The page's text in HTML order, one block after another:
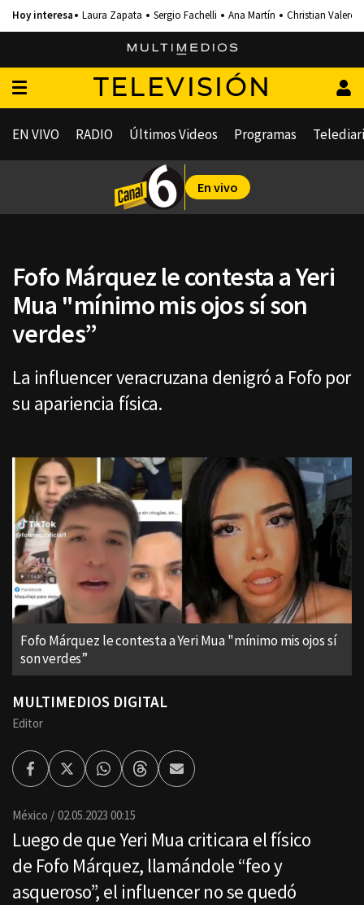
Laura Zapata Sergio Fachelli Ana Martín Christian Valero
TELEVISIÓN
EN VIVO RADIO Últimos Videos Programas
En vivo
Fofo Márquez le contesta a Yeri
Mua "mínimo mis ojos sí son
verdes”
La influencer veracruzana denigró a Fofo por
su apariencia física.
Fofo Márquez le contesta a Yeri Mua "mínimo mis ojos sí
son verdes”
MULTIMEDIOS DIGITAL
Editor
FacebookTwitterWhatsappThreadsEnviar
por
México 02.05.2023 00:15
Luego de que Yeri Mua criticara el físico
de Fofo Márquez, llamándole “feo y
asqueroso”, el influencer no se quedó